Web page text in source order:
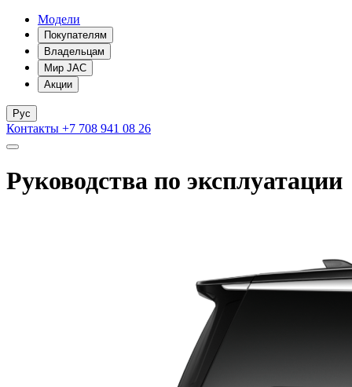
Модели
Покупателям
Владельцам
Мир JAC
Акции
Рус
Контакты +7 708 941 08 26
Руководства по эксплуатации